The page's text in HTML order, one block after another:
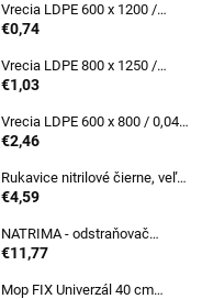
Vrecia LDPE 600 x 1200 /
0,200, transparent (25 ks)
€0,74
Vrecia LDPE 800 x 1250 /
0,20, čierna (25 ks = bal)
€1,03
Vrecia LDPE 600 x 800 / 0,04,
biele (25 ks = rol)
€2,46
Rukavice nitrilové čierne, veľ.
L (100 ks = box)
€4,59
NATRIMA - odstraňovač
starých náterov (0,75 L = bal)
€11,77
Mop FIX Univerzál 40 cm